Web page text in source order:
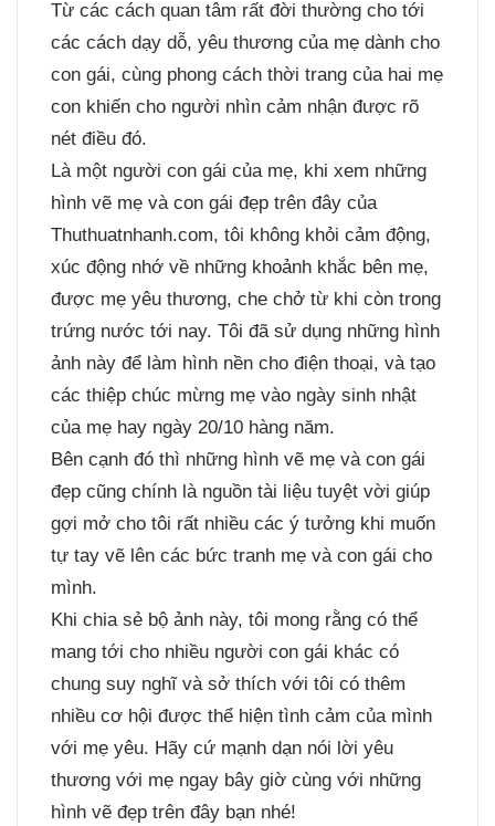
Từ các cách quan tâm rất đời thường cho tới
các cách dạy dỗ, yêu thương của mẹ dành cho
con gái, cùng phong cách thời trang của hai mẹ
con khiến cho người nhìn cảm nhận được rõ
nét điều đó.
Là một người con gái của mẹ, khi xem những
hình vẽ mẹ và con gái đẹp trên đây của
Thuthuatnhanh.com, tôi không khỏi cảm động,
xúc động nhớ về những khoảnh khắc bên mẹ,
được mẹ yêu thương, che chở từ khi còn trong
trứng nước tới nay. Tôi đã sử dụng những hình
ảnh này để làm hình nền cho điện thoại, và tạo
các thiệp chúc mừng mẹ vào ngày sinh nhật
của mẹ hay ngày 20/10 hàng năm.
Bên cạnh đó thì những hình vẽ mẹ và con gái
đẹp cũng chính là nguồn tài liệu tuyệt vời giúp
gợi mở cho tôi rất nhiều các ý tưởng khi muốn
tự tay vẽ lên các bức tranh mẹ và con gái cho
mình.
Khi chia sẻ bộ ảnh này, tôi mong rằng có thể
mang tới cho nhiều người con gái khác có
chung suy nghĩ và sở thích với tôi có thêm
nhiều cơ hội được thể hiện tình cảm của mình
với mẹ yêu. Hãy cứ mạnh dạn nói lời yêu
thương với mẹ ngay bây giờ cùng với những
hình vẽ đẹp trên đây bạn nhé!